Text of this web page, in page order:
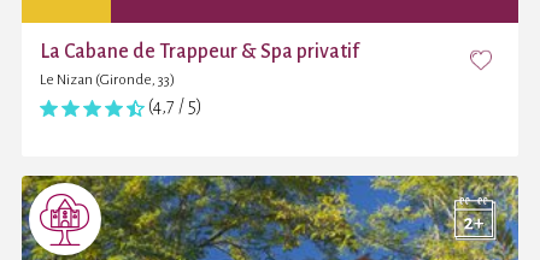
La Cabane de Trappeur & Spa privatif
Le Nizan (Gironde, 33)
(4,7 / 5)